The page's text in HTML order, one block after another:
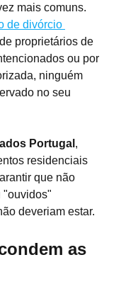
mais comuns.
de divórcio
proprietários de
ou por
ninguém
no seu
Portugal ,
residenciais
que não
"ouvidos"
deveriam estar.
as